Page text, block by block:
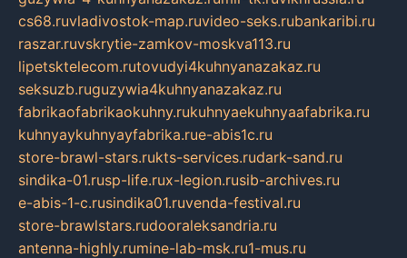
cs68.ruvladivostok-map.ruvideo-seks.rubankaribi.ru
raszar.ruvskrytie-zamkov-moskva113.ru
lipetsktelecom.rutovudyi4kuhnyanazakaz.ru
seksuzb.ruguzywia4kuhnyanazakaz.ru
fabrikaofabrikaokuhny.rukuhnyaekuhnyaafabrika.ru
kuhnyaykuhnyayfabrika.rue-abis1c.ru
store-brawl-stars.rukts-services.rudark-sand.ru
sindika-01.rusp-life.rux-legion.rusib-archives.ru
e-abis-1-c.rusindika01.ruvenda-festival.ru
store-brawlstars.rudooraleksandria.ru
antenna-highly.rumine-lab-msk.ru1-mus.ru